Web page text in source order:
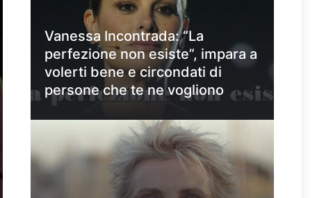
Vanessa Incontrada: “La
perfezione non esiste”, impara a
volerti bene e circondati di
persone che te ne vogliono